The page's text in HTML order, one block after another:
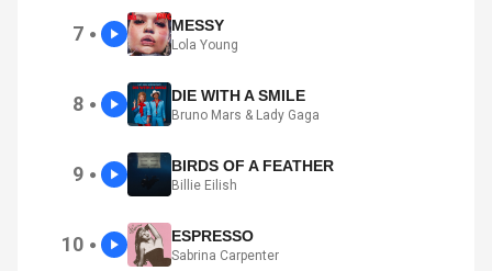
7 ● MESSY
Lola Young
8 ● DIE WITH A SMILE
Bruno Mars & Lady Gaga
9 ● BIRDS OF A FEATHER
Billie Eilish
10 ● ESPRESSO
Sabrina Carpenter